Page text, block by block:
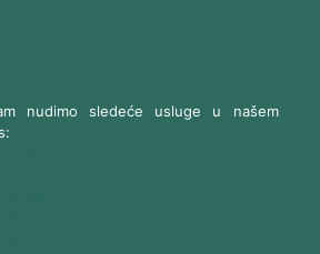
nudimo sledeće usluge u našem